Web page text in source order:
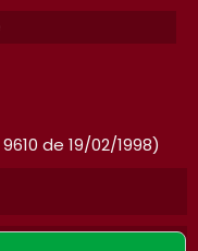
de 19/02/1998)